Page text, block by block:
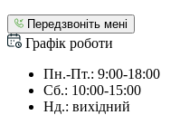
Передзвоніть мені
Графік роботи
Пн.-Пт.: 9:00-18:00
Сб.: 10:00-15:00
Нд.: вихідний